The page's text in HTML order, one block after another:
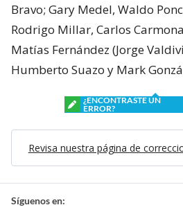
Bravo; Gary Medel, Waldo
Rodrigo Millar, Carlos
Matías Fernández (Jorge
Humberto Suazo y Mark
¿ENCONTRASTE UN
ERROR?
Revisa nuestra página de
Síguenos en: